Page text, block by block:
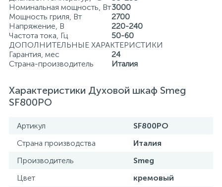
Номинальная мощность, Вт3000
Мощность гриля, Вт
2700
Напряжение, В
220-240
Частота тока, Гц
50-60
ДОПОЛНИТЕЛЬНЫЕ ХАРАКТЕРИСТИКИ
Гарантия, мес
24
Страна-производитель
Италия
Характеристики Духовой шкаф Smeg
SF800PO
Артикул
SF800PO
Страна производства
Италия
Производитель
Smeg
Цвет
кремовый